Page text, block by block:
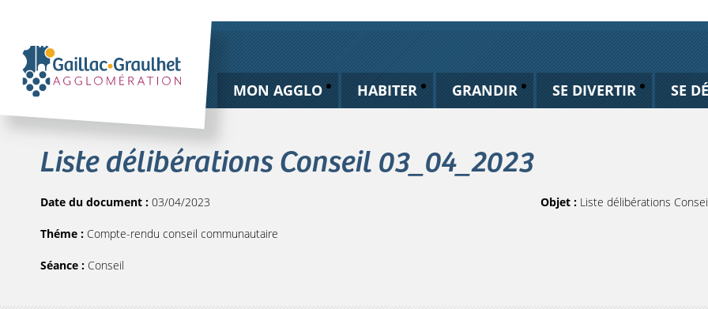
MON AGGLO HABITER GRANDIR SE DIVERTIR SE
Liste délibérations Conseil 03_04_2023
Date du document : 03/04/2023
Théme : Compte-rendu conseil communautaire
Séance : Conseil
Objet : Liste délibérations